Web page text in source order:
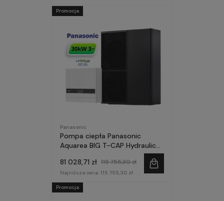
Panasonic
Pompa ciepła Panasonic
Aquarea BIG T-CAP Hydraulic
STEROWANIA
81 028,71 zł 115 755,30 zł
Najniższa cena: 115 755,30 zł
Promocja
Promocja